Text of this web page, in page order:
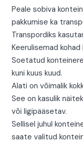
Peale sobiva
pakkumise ka
Transpordiks
Keerulisemad
Soetatud
kuni kuus kuud.
Alati on võimalik
See on kasulik
või ligipääsetav.
Sellisel juhul
saate valitud